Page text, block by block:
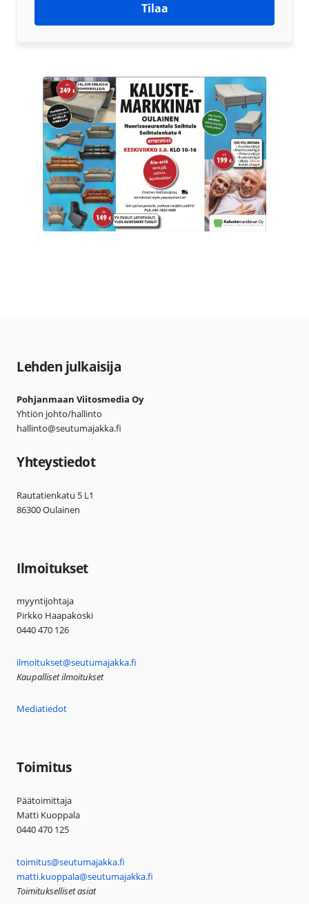
Tilaa
Lehden julkaisija
Pohjanmaan Viitosmedia Oy
Yhtiön johto/hallinto
hallinto@seutumajakka.fi
Yhteystiedot
Rautatienkatu 5 L1
86300 Oulainen
Ilmoitukset
myyntijohtaja
Pirkko Haapakoski
0440 470 126
ilmoitukset@seutumajakka.fi
Kaupalliset ilmoitukset
Mediatiedot
Toimitus
Päätoimittaja
Matti Kuoppala
0440 470 125
toimitus@seutumajakka.fi
matti.kuoppala@seutumajakka.fi
Toimitukselliset asiat